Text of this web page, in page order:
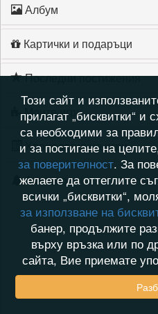
Албум
Картички и подаръци
Последни постижения
Моите игри
Хронология на игри
Активност
Този сайт и
прилагат „бисквитки“ и
са необходими за
и за постигане на
за поверителност. За
желаете да оттеглите
всички „бисквитки“,
за използване на
банер, продължите
върху връзка или по
сайта, Вие приемате